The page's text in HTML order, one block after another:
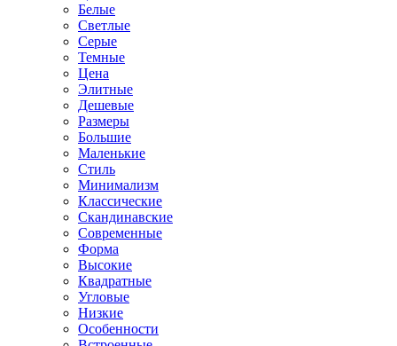
Белые
Светлые
Серые
Темные
Цена
Элитные
Дешевые
Размеры
Большие
Маленькие
Стиль
Минимализм
Классические
Скандинавские
Современные
Форма
Высокие
Квадратные
Угловые
Низкие
Особенности